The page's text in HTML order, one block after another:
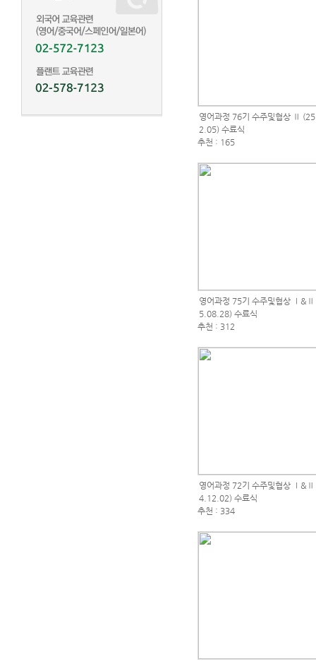
영어과정 76기 수주및협상 Ⅱ
2.05) 수료식
추천 : 165
영어과정 75기 수주및협상
5.08.28) 수료식
추천 : 312
영어과정 72기 수주및협상
4.12.02) 수료식
추천 : 334